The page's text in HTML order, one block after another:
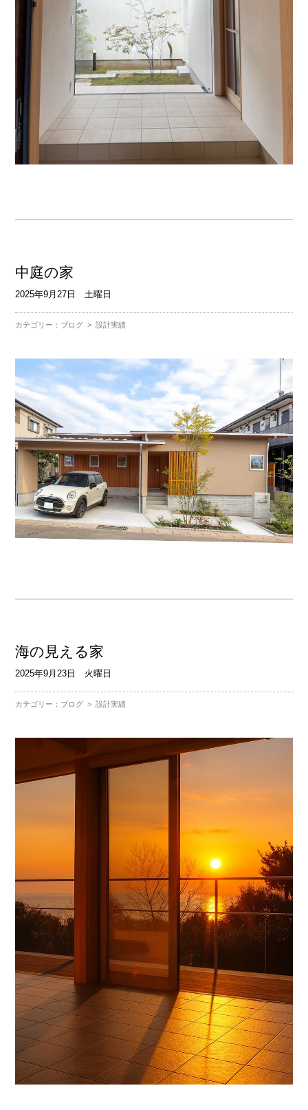
中庭の家
2025年9月27日 土曜日
カテゴリー： ブログ >設計実績
海の見える家
2025年9月23日 火曜日
カテゴリー： ブログ >設計実績